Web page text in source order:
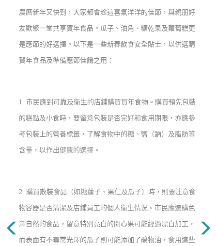
農曆新年又快到，大家都會趁這喜氣洋洋的佳節，與親朋好
友歡聚一堂共享賀年食品。瓜子、油角、糖乾果及蘿蔔糕更
是應節的好選擇。以下是一些新春飲食安全貼士，以供選購
賀年食品及準備應節佳餚之用：
1. 市民應到可靠及衞生的店鋪購買賀年食物。購買預先包裝
的糕點及小食時，要留意包裝是否完好和食用期限，亦應參
考包裝上的營養標籤，了解食物中的糖、鹽（鈉）及脂肪等
含量，以作出健康的選擇。
2. 購買散裝食品（如糖蓮子、果仁及瓜子）時，則要注意食
物容器是否清潔及店鋪員工的個人衞生情況。市民應選購色
澤自然的食品，留意特別亮白的開心果可能經過漂白加工，
而表面有不尋常光澤的瓜子則可能添加了礦物油，食用這些